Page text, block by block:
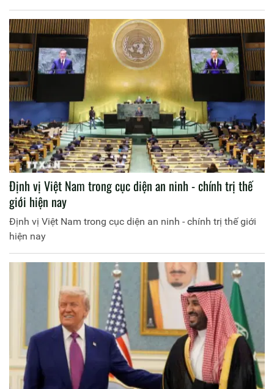
Định vị Việt Nam trong cục diện an ninh - chính trị thế
giới hiện nay
Định vị Việt Nam trong cục diện an ninh - chính trị thế giới
hiện nay